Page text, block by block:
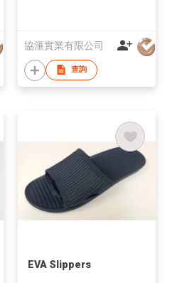
協滙實業有限公司
查詢
EVA Slippers